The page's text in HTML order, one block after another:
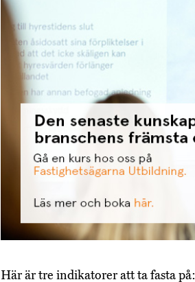
Här är tre indikatorer att ta fasta på: